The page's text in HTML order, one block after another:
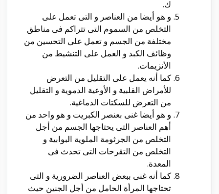
ك.
و هو أيضا من العناصر و التى تعمل على
التخلص من السموم التى تتراكم فى مناطق
مختلفة من الجسم و تعمل على التحسين من
وظائف الكبد و العمل على التنشيط من
الأنزيمات.
كما أنه يعمل على التقليل من التعرض
للأمراض القلبية و الأوعية الدموية و التقليل
من التعرض للسكتات الدماغية.
و هو أيضا غنى بعنصر الكبريت و هو واحد من
أهم العناصر التى يحتاجها الجسم من أجل
التخلص من الجرثومة الملوية البوابية و
التخلص من التقرحات التى تحدث فى
المعدة.
كما أنه غنى ببعض العناصر الضرورية و التى
تحتاجها المرأة الحامل من أجل الجنين حيث